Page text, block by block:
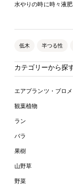
水やりの時に時々液肥
低木 半つる性
カテゴリーから探
エアプランツ・ブロ
観葉植物
ラン
バラ
果樹
山野草
野菜